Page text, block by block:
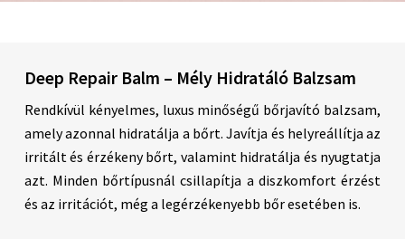
Deep Repair Balm – Mély Hidratáló Balzsam
Rendkívül kényelmes, luxus minőségű bőrjavító balzsam,
amely azonnal hidratálja a bőrt. Javítja és helyreállítja az
irritált és érzékeny bőrt, valamint hidratálja és nyugtatja
azt. Minden bőrtípusnál csillapítja a diszkomfort érzést
és az irritációt, még a legérzékenyebb bőr esetében is.